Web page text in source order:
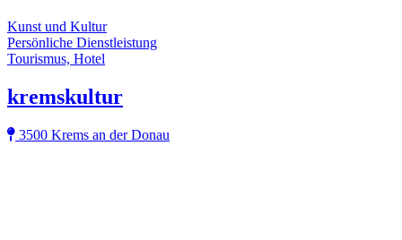
Kunst und Kultur
Persönliche Dienstleistung
Tourismus, Hotel
kremskultur
3500 Krems an der Donau